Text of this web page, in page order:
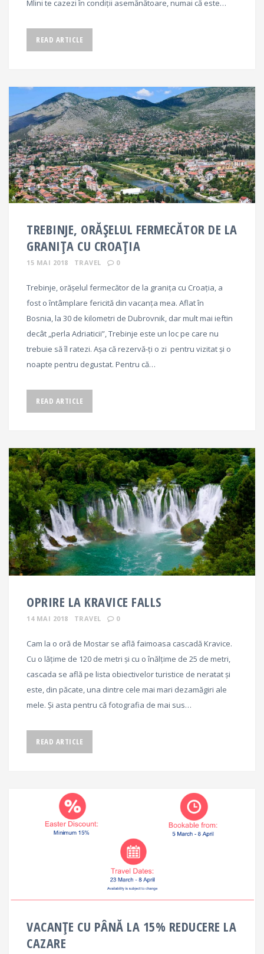
Mlini te cazezi în condiții asemănătoare, numai că este…
READ ARTICLE
TREBINJE, ORĂȘELUL FERMECĂTOR DE LA
GRANIȚA CU CROAȚIA
15 MAI 2018 TRAVEL 0
Trebinje, orășelul fermecător de la granița cu Croația, a
fost o întâmplare fericită din vacanța mea. Aflat în
Bosnia, la 30 de kilometri de Dubrovnik, dar mult mai ieftin
decât „perla Adriaticii”, Trebinje este un loc pe care nu
trebuie să îl ratezi. Așa că rezervă-ți o zi pentru vizitat și o
noapte pentru degustat. Pentru că…
READ ARTICLE
OPRIRE LA KRAVICE FALLS
14 MAI 2018 TRAVEL 0
Cam la o oră de Mostar se află faimoasa cascadă Kravice.
Cu o lățime de 120 de metri și cu o înălțime de 25 de metri,
cascada se află pe lista obiectivelor turistice de neratat și
este, din păcate, una dintre cele mai mari dezamăgiri ale
mele. Și asta pentru că fotografia de mai sus…
READ ARTICLE
VACANȚE CU PÂNĂ LA 15% REDUCERE LA
CAZARE